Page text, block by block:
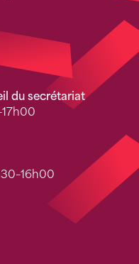
du secrétariat